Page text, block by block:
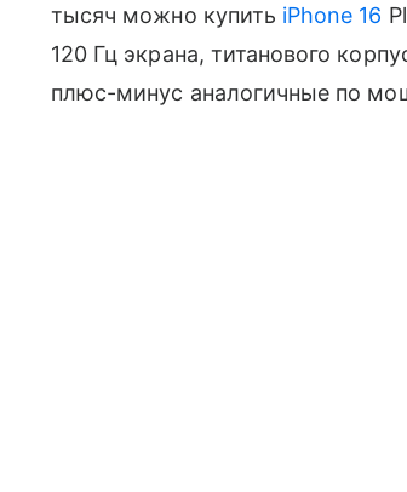
тысяч можно купить iPhone 16
120 Гц экрана, титанового
плюс-минус аналогичные по